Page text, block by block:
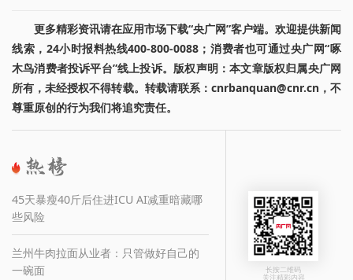
更多精彩资讯请在应用市场下载“央广网”客户端。欢迎提供新闻
线索，24小时报料热线400-800-0088；消费者也可通过央广网“啄
木鸟消费者投诉平台”线上投诉。版权声明：本文章版权归属央广网
所有，未经授权不得转载。转载请联系：cnrbanquan@cnr.cn，不
尊重原创的行为我们将追究责任。
45天暴瘦40斤后住进ICU AI减重暗藏哪
些风险
兰州牛肉拉面从业者：只管做好自己的
一碗面
长按二维码
关注精彩内容